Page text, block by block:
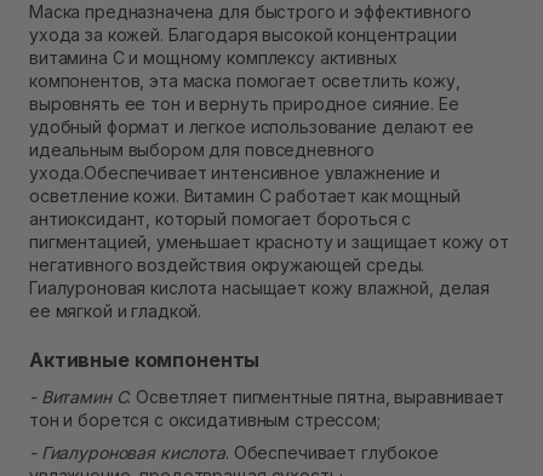
Самовывоз г. Ровно, ул. Кулика и Гудачека 23 (ТЦ
Экватор)
Нет в наличии!
Маска предназначена для быстрого и эффективного
ухода за кожей. Благодаря высокой концентрации
витамина C и мощному комплексу активных
компонентов, эта маска помогает осветлить кожу,
выровнять ее тон и вернуть природное сияние. Ее
удобный формат и легкое использование делают ее
идеальным выбором для повседневного
ухода.Обеспечивает интенсивное увлажнение и
осветление кожи. Витамин C работает как мощный
антиоксидант, который помогает бороться с
пигментацией, уменьшает красноту и защищает кожу от
негативного воздействия окружающей среды.
Гиалуроновая кислота насыщает кожу влажной, делая
ее мягкой и гладкой.
Активные компоненты
- Витамин C. Осветляет пигментные пятна, выравнивает
тон и борется с оксидативным стрессом;
- Гиалуроновая кислота. Обеспечивает глубокое